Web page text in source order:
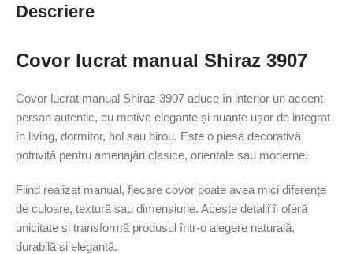
Descriere
Covor lucrat manual Shiraz 3907
Covor lucrat manual Shiraz 3907 aduce în interior un accent
persan autentic, cu motive elegante și nuanțe ușor de integrat
în living, dormitor, hol sau birou. Este o piesă decorativă
potrivită pentru amenajări clasice, orientale sau moderne.
Fiind realizat manual, fiecare covor poate avea mici diferențe
de culoare, textură sau dimensiune. Aceste detalii îi oferă
unicitate și transformă produsul într-o alegere naturală,
durabilă și elegantă.